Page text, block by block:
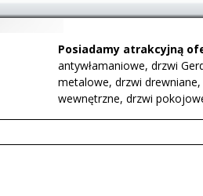
Posiadamy atrakcyjną
antywłamaniowe, drzwi
metalowe, drzwi
wewnętrzne, drzwi